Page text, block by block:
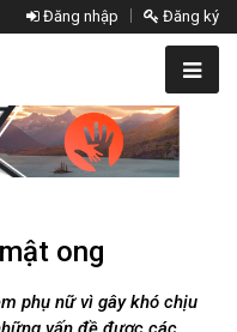
Đăng nhập Đăng ký
ong
phụ nữ vì gây khó chịu